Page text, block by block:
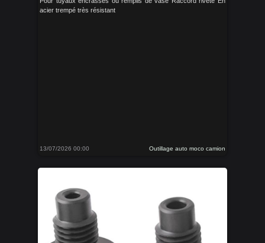
acier trempé très résistant
13/07/2026 00:00 Outillage auto moco camion